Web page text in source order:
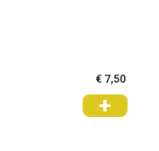
€ 7,50
+